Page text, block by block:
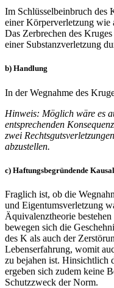
Im Schlüsselbeinbruch des
einer Körperverletzung wie
Das Zerbrechen des
einer Substanzverletzung
b) Handlung
In der Wegnahme des
Hinweis: Möglich wäre es
entsprechenden
zwei
abzustellen.
c) Haftungsbegründende
Fraglich ist, ob die
und Eigentumsverletzung
Äquivalenztheorie
bewegen sich die
des K als auch der
Lebenserfahrung, womit
zu bejahen ist. Hinsichtlich
ergeben sich zudem keine
Schutzzweck der Norm.